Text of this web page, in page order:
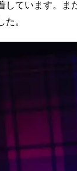
しています。ま
た。